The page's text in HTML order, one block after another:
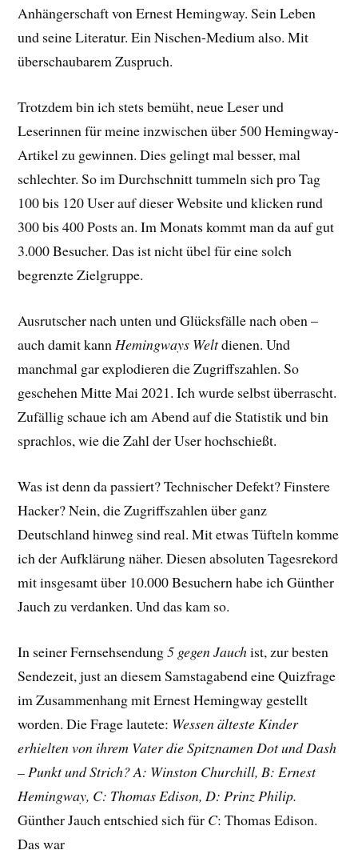
Anhängerschaft von Ernest Hemingway. Sein Leben
und seine Literatur. Ein Nischen-Medium also. Mit
überschaubarem Zuspruch.
Trotzdem bin ich stets bemüht, neue Leser und
Leserinnen für meine inzwischen über 500 Hemingway-
Artikel zu gewinnen. Dies gelingt mal besser, mal
schlechter. So im Durchschnitt tummeln sich pro Tag
100 bis 120 User auf dieser Website und klicken rund
300 bis 400 Posts an. Im Monats kommt man da auf gut
3.000 Besucher. Das ist nicht übel für eine solch
begrenzte Zielgruppe.
Ausrutscher nach unten und Glücksfälle nach oben –
auch damit kannHemingways Weltdienen. Und
manchmal gar explodieren die Zugriffszahlen. So
geschehen Mitte Mai 2021. Ich wurde selbst überrascht.
Zufällig schaue ich am Abend auf die Statistik und bin
sprachlos, wie die Zahl der User hochschießt.
Was ist denn da passiert? Technischer Defekt? Finstere
Hacker? Nein, die Zugriffszahlen über ganz
Deutschland hinweg sind real. Mit etwas Tüfteln komme
ich der Aufklärung näher. Diesen absoluten Tagesrekord
mit insgesamt über 10.000 Besuchern habe ich Günther
Jauch zu verdanken. Und das kam so.
In seiner Fernsehsendung5 gegen Jauchist, zur besten
Sendezeit, just an diesem Samstagabend eine Quizfrage
im Zusammenhang mit Ernest Hemingway gestellt
worden. Die Frage lautete: Wessen älteste Kinder
erhielten von ihrem Vater die Spitznamen Dot und Dash
– Punkt und Strich? A: Winston Churchill, B: Ernest
Hemingway, C: Thomas Edison, D: Prinz Philip.
Günther Jauch entschied sich für C: Thomas Edison.
Das war